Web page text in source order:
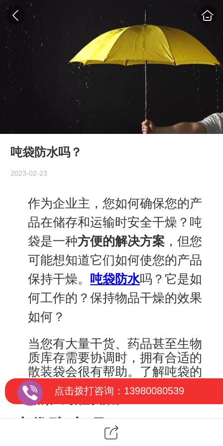
吨袋防水吗？
2023-02-23
作为企业主，您如何确保您的产
品在储存和运输时安全干燥？ 吨
袋是一种方便的解决方案 ，但您
可能想知道它们如何使您的产品
保持干燥。
吨袋防水吗？它是如
何工作的？保持物品干燥的效果
如何？
当您有大量干货、药品甚至生物
质库存需要协调时，拥有合适的
散装袋会很有帮助。了解吨袋的
工作原理可以帮助您为未来的产
品做出最佳决策。
防水吗？
点击拨打咨询：13980080539